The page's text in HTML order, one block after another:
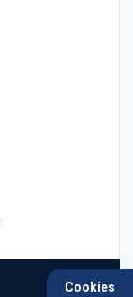
Cookies